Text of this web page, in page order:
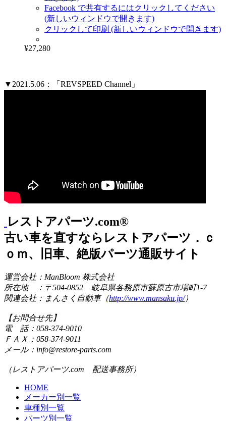
Facebook で共有するにはクリックしてください
(新しいウィンドウで開きます)
クリックして印刷 (新しいウィンドウで開きます)
¥27,280
▼2021.5.06：「REVSPEED Channel」
レストアパーツ.com®
古い車を直すならレストアパーツ．ｃ
ｏｍ、旧車、絶版パーツ通販サイト
運営会社：ManBloom 株式会社
所在地 ：〒504-0852 岐阜県各務原市蘇原古市場町1-7
関連会社：まんさく自動車（http://www.mansaku.jp/）
【お問合せ先】
電 話：058-374-9010
ＦＡＸ：058-374-9011
メール：info@restore-parts.com
（レストアパーツ.com 配送事務所）
HOME
メーカー別一覧
車種別一覧
パーツ別一覧